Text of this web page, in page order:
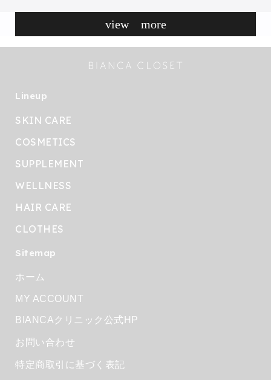
view more
Lineup
SKIN CARE
COSMETICS
SUPPLEMENT
WELLNESS
HAIR CARE
CLOTHES
Sitemap
ホーム
MY ACCOUNT
BIANCAクリニック公式HP
お問い合わせ
特定商取引に基づく表記